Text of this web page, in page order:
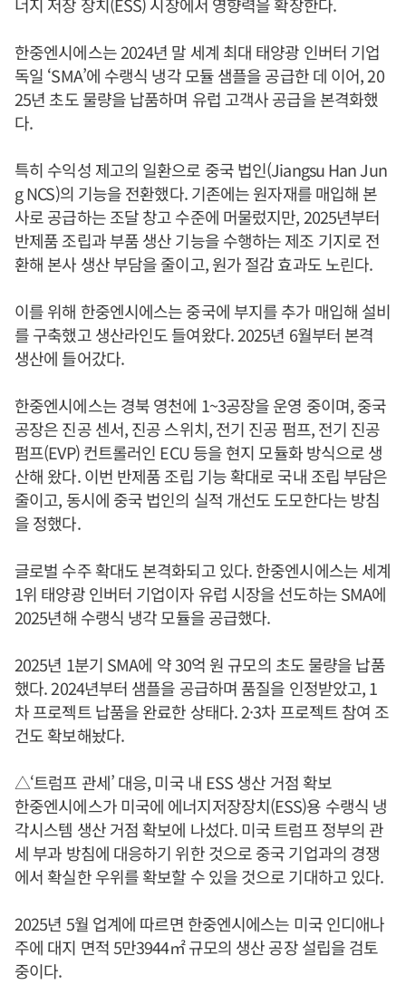
한중엔시에스는 2024년 말 세계 최대 태양광 인버터 기업
독일 ‘SMA’에 수랭식 냉각 모듈 샘플을 공급한 데 이어, 20
25년 초도 물량을 납품하며 유럽 고객사 공급을 본격화했
다.
특히 수익성 제고의 일환으로 중국 법인(Jiangsu Han Jun
g NCS)의 기능을 전환했다. 기존에는 원자재를 매입해 본
사로 공급하는 조달 창고 수준에 머물렀지만, 2025년부터
반제품 조립과 부품 생산 기능을 수행하는 제조 기지로 전
환해 본사 생산 부담을 줄이고, 원가 절감 효과도 노린다.
이를 위해 한중엔시에스는 중국에 부지를 추가 매입해 설비
를 구축했고 생산라인도 들여왔다. 2025년 6월부터 본격
생산에 들어갔다.
한중엔시에스는 경북 영천에 1~3공장을 운영 중이며, 중국
공장은 진공 센서, 진공 스위치, 전기 진공 펌프, 전기 진공
펌프(EVP) 컨트롤러인 ECU 등을 현지 모듈화 방식으로 생
산해 왔다. 이번 반제품 조립 기능 확대로 국내 조립 부담은
줄이고, 동시에 중국 법인의 실적 개선도 도모한다는 방침
을 정했다.
글로벌 수주 확대도 본격화되고 있다. 한중엔시에스는 세계
1위 태양광 인버터 기업이자 유럽 시장을 선도하는 SMA에
2025년해 수랭식 냉각 모듈을 공급했다.
2025년 1분기 SMA에 약 30억 원 규모의 초도 물량을 납품
했다. 2024년부터 샘플을 공급하며 품질을 인정받았고, 1
차 프로젝트 납품을 완료한 상태다. 2·3차 프로젝트 참여 조
건도 확보해놨다.
△‘트럼프 관세’ 대응, 미국 내 ESS 생산 거점 확보
한중엔시에스가 미국에 에너지저장장치(ESS)용 수랭식 냉
각시스템 생산 거점 확보에 나섰다. 미국 트럼프 정부의 관
세 부과 방침에 대응하기 위한 것으로 중국 기업과의 경쟁
에서 확실한 우위를 확보할 수 있을 것으로 기대하고 있다.
2025년 5월 업계에 따르면 한중엔시에스는 미국 인디애나
주에 대지 면적 5만3944㎡ 규모의 생산 공장 설립을 검토
중이다.